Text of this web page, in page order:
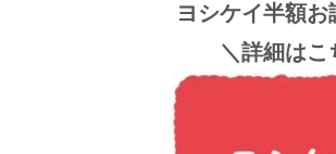
ヨシケイ半額お
＼詳細はこ